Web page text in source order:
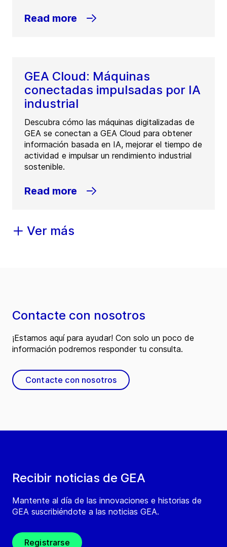
Read more
GEA Cloud: Máquinas
conectadas impulsadas por IA
industrial
Descubra cómo las máquinas digitalizadas de
GEA se conectan a GEA Cloud para obtener
información basada en IA, mejorar el tiempo de
actividad e impulsar un rendimiento industrial
sostenible.
Read more
Ver más
Recibir noticias de GEA
Mantente al día de las innovaciones e historias de
GEA suscribiéndote a las noticias GEA.
Registrarse
Contacte con nosotros
¡Estamos aquí para ayudar! Con solo un poco de
información podremos responder tu consulta.
Contacte con nosotros